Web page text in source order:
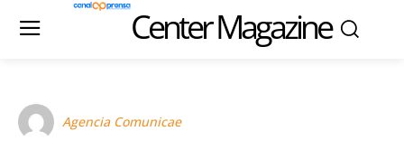
Center Magazine
Agencia Comunicae